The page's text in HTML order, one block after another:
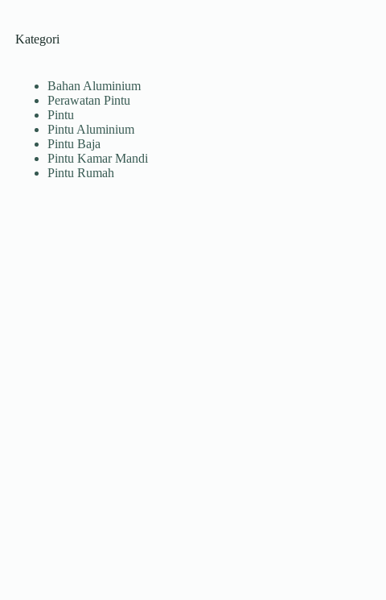
Kategori
Bahan Aluminium
Perawatan Pintu
Pintu
Pintu Aluminium
Pintu Baja
Pintu Kamar Mandi
Pintu Rumah